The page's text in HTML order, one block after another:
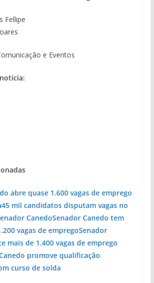
Fellipe
e Eventos
abre quase 1.600 vagas de emprego
45 mil candidatos disputam vagas no
CanedoSenador Canedo tem
vagas de empregoSenador
mais de 1.400 vagas de emprego
promove qualificação
curso de solda